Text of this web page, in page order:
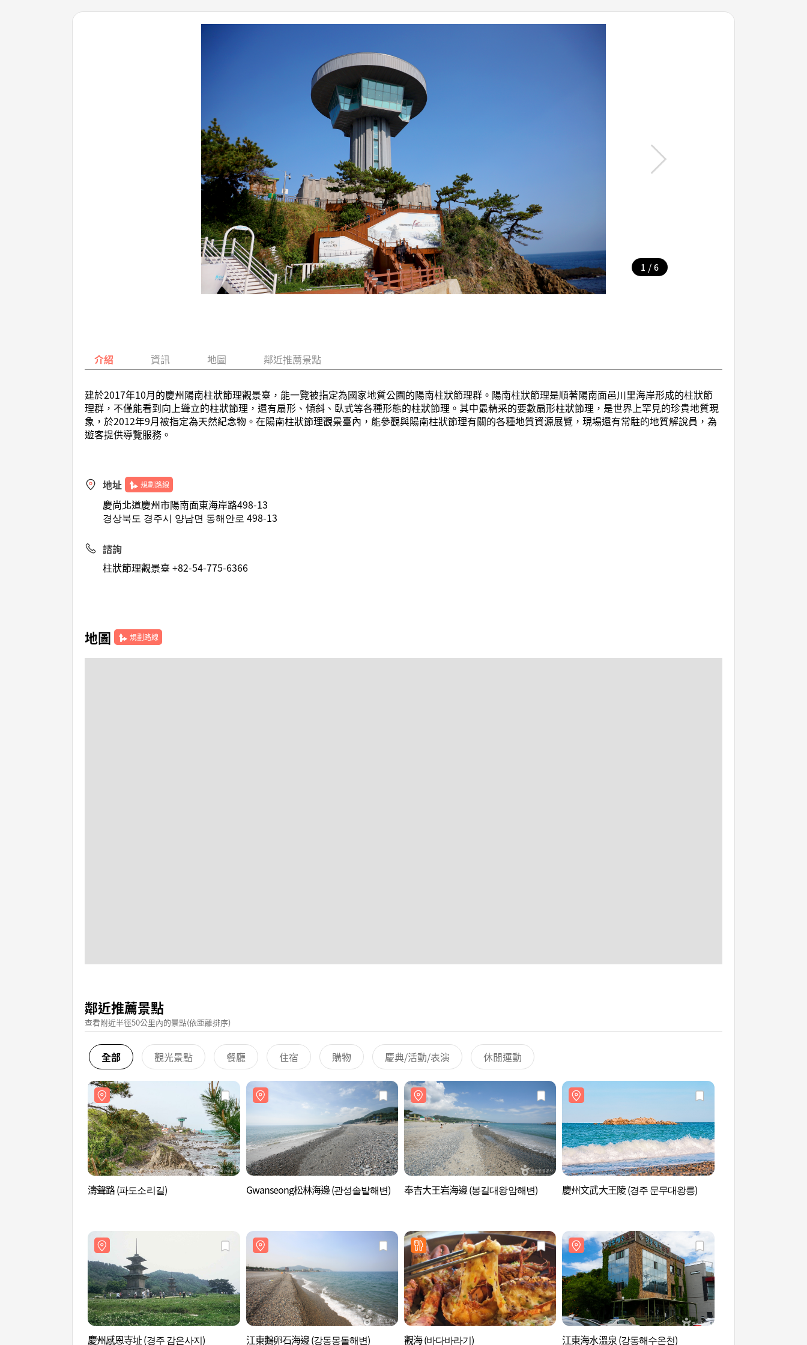
1 / 6
介紹 資訊 地圖 鄰近推薦景點
建於2017年10月的慶州陽南柱狀節理觀景臺，能一覽被指定為國家地質公園的陽南柱狀節理群。陽南柱狀節理是順著陽南面邑川里海岸形成的柱狀節
理群，不僅能看到向上聳立的柱狀節理，還有扇形、傾斜、臥式等各種形態的柱狀節理。其中最精采的要數扇形柱狀節理，是世界上罕見的珍貴地質現
象，於2012年9月被指定為天然紀念物。在陽南柱狀節理觀景臺內，能參觀與陽南柱狀節理有關的各種地質資源展覽，現場還有常駐的地質解說員，為
遊客提供導覽服務。
地址 規劃路線
慶尚北道慶州市陽南面東海岸路498-13
경상북도 경주시 양남면 동해안로 498-13
諮詢
柱狀節理觀景臺 +82-54-775-6366
地圖 規劃路線
鄰近推薦景點
查看附近半徑50公里內的景點(依距離排序)
全部 觀光景點 餐廳 住宿 購物 慶典/活動/表演 休閒運動
濤聲路 (파도소리길) Gwanseong松林海邊 (관성솔밭해변) 奉吉大王岩海邊 (봉길대왕암해변) 慶州文武大王陵 (경주 문무대왕릉)
慶州感恩寺址 (경주 감은사지) 江東鵝卵石海邊 (강동몽돌해변) 觀海 (바다바라기) 江東海水溫泉 (강동해수온천)